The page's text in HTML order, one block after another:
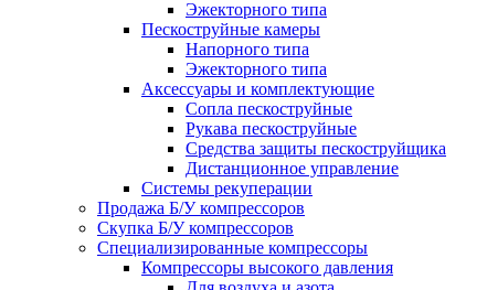
Эжекторного типа
Пескоструйные камеры
Напорного типа
Эжекторного типа
Аксессуары и комплектующие
Сопла пескоструйные
Рукава пескоструйные
Средства защиты пескоструйщика
Дистанционное управление
Системы рекуперации
Продажа Б/У компрессоров
Скупка Б/У компрессоров
Специализированные компрессоры
Компрессоры высокого давления